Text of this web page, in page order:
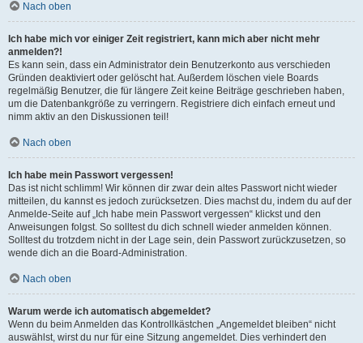
Nach oben
Ich habe mich vor einiger Zeit registriert, kann mich aber nicht mehr
anmelden?!
Es kann sein, dass ein Administrator dein Benutzerkonto aus verschieden
Gründen deaktiviert oder gelöscht hat. Außerdem löschen viele Boards
regelmäßig Benutzer, die für längere Zeit keine Beiträge geschrieben haben,
um die Datenbankgröße zu verringern. Registriere dich einfach erneut und
nimm aktiv an den Diskussionen teil!
Nach oben
Ich habe mein Passwort vergessen!
Das ist nicht schlimm! Wir können dir zwar dein altes Passwort nicht wieder
mitteilen, du kannst es jedoch zurücksetzen. Dies machst du, indem du auf der
Anmelde-Seite auf „Ich habe mein Passwort vergessen“ klickst und den
Anweisungen folgst. So solltest du dich schnell wieder anmelden können.
Solltest du trotzdem nicht in der Lage sein, dein Passwort zurückzusetzen, so
wende dich an die Board-Administration.
Nach oben
Warum werde ich automatisch abgemeldet?
Wenn du beim Anmelden das Kontrollkästchen „Angemeldet bleiben“ nicht
auswählst, wirst du nur für eine Sitzung angemeldet. Dies verhindert den